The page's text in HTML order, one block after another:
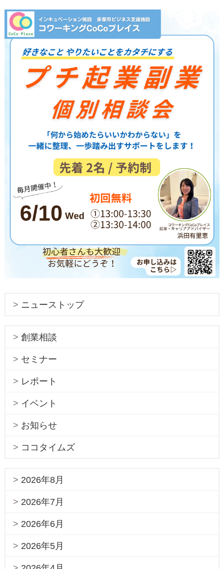
ニューストップ
創業相談
セミナー
レポート
イベント
お知らせ
ココタイムズ
2026年8月
2026年7月
2026年6月
2026年5月